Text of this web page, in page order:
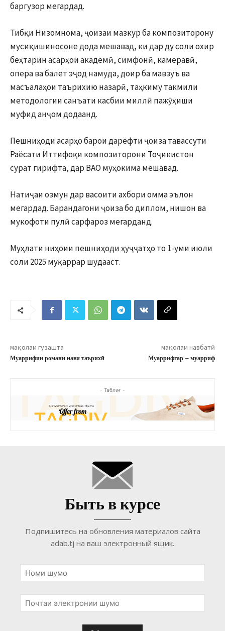
баргузор мегардад.
Тибқи Низомнома, ҷоизаи мазкур ба композиторону
мусиқишиносоне дода мешавад, ки дар ду соли охир
беҳтарин асарҳои академӣ, симфонӣ, камеравӣ,
опера ва балет эҷод намуда, доир ба мавзуъ ва
масъалаҳои таърихию назарӣ, таҳкиму такмили
методологии санъати касбии миллӣ пажӯҳиши
муфид анҷом додаанд.
Пешниҳоди асарҳо барои дарёфти ҷоиза тавассути
Раёсати Иттифоқи композиторони Тоҷикистон
сурат гирифта, дар ВАО муҳокима мешавад.
Натиҷаи озмун дар васоити ахбори омма эълон
мегардад. Барандагони ҷоиза бо диплом, нишон ва
мукофоти пулӣ сарфароз мегарданд.
Муҳлати ниҳоии пешниҳоди ҳуҷҷатҳо то 1-уми июли
соли 2025 муқаррар шудааст.
мақолаи гузашта
Муаррифии романи нави таърихӣ
мақолаи навбатӣ
Муаррифгар – муарриф
- Таблиғ -
Быть в курсе
Подпишитесь на обновления материалов сайта
adab.tj на ваш электронный ящик.